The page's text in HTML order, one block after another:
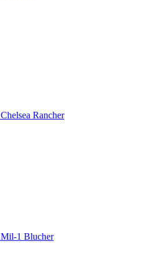
Chelsea Rancher
Mil-1 Blucher